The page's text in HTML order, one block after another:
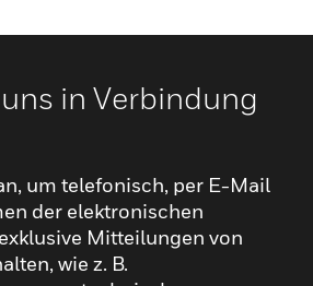
in Verbindung
um telefonisch, per E-Mail
der elektronischen
Mitteilungen von
wie z. B.